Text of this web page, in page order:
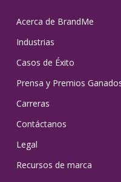
Acerca de BrandMe
Industrias
Casos de Éxito
Prensa y Premios
Carreras
Contáctanos
Legal
Recursos de marca